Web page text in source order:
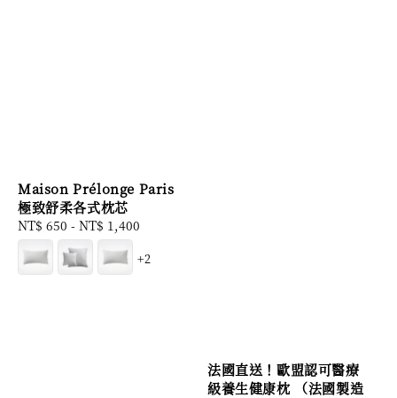
Maison Prélonge Paris
極致舒柔各式枕芯
Regular
price
NT$ 650 - NT$ 1,400
+2
法國直送！歐盟認可醫療
級養生健康枕 （法國製造